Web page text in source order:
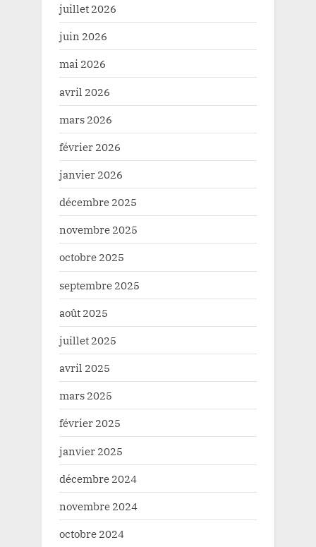
juillet 2026
juin 2026
mai 2026
avril 2026
mars 2026
février 2026
janvier 2026
décembre 2025
novembre 2025
octobre 2025
septembre 2025
août 2025
juillet 2025
avril 2025
mars 2025
février 2025
janvier 2025
décembre 2024
novembre 2024
octobre 2024